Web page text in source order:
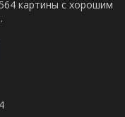
картины с хорошим